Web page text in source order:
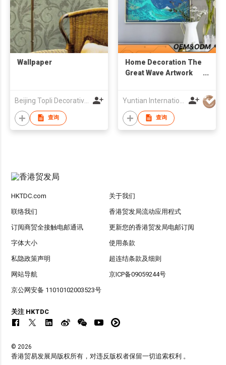
Wallpaper
Beijing Topli Decorative Materials Co., Ltd.
查询
Home Decoration The
Great Wave Artwork
查询
HKTDC.com 关于我们
联络我们 香港贸发局流动应用程式
订阅商贸全接触电邮通讯 更新您的香港贸发局电邮订阅
字体大小 使用条款
私隐政策声明 超连结条款及细则
网站导航 京ICP备09059244号
京公网安备 11010102003523号
关注 HKTDC
© 2026
香港贸易发展局版权所有，对违反版权者保留一切追索权利 。